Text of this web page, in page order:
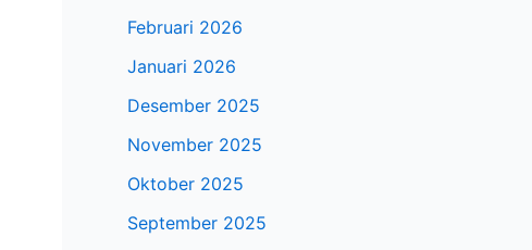
Februari 2026
Januari 2026
Desember 2025
November 2025
Oktober 2025
September 2025